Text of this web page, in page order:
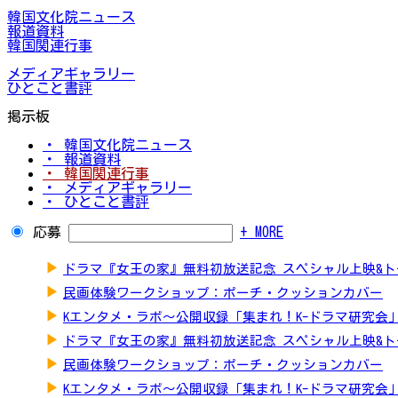
韓国文化院ニュース
報道資料
韓国関連行事
メディアギャラリー
ひとこと書評
掲示板
・ 韓国文化院ニュース
・ 報道資料
・ 韓国関連行事
・ メディアギャラリー
・ ひとこと書評
応募 + MORE
▶ ドラマ『女王の家』無料初放送記念 スペシャル上映&
▶ 民画体験ワークショップ：ポーチ・クッションカバー
▶ Kエンタメ・ラボ～公開収録「集まれ！K-ドラマ研究会」
▶ ドラマ『女王の家』無料初放送記念 スペシャル上映&
▶ 民画体験ワークショップ：ポーチ・クッションカバー
▶ Kエンタメ・ラボ～公開収録「集まれ！K-ドラマ研究会」